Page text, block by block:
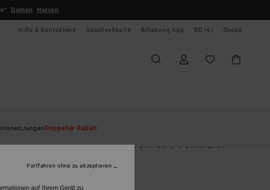
Damen Herren
Hilfe & Kontaktiere Geschenkkarte Billabong App DE (€) Shops
JungenDoppelter Rabatt
Russell Spencer Flower Premium
auf Ihrem Gerät zu
Fortfahren ohne zu akzeptieren